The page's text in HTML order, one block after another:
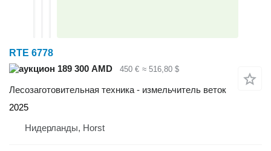
RTE 6778
189 300 AMD
450 € ≈ 516,80 $
Лесозаготовительная техника - измельчитель веток
2025
Нидерланды, Horst